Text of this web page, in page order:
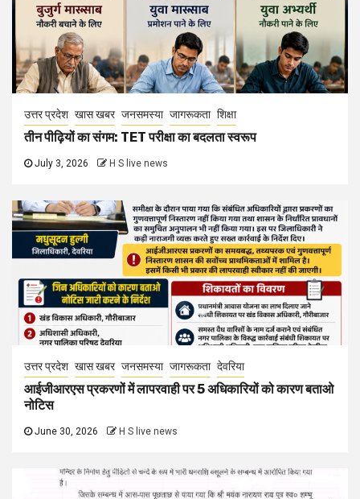
उत्तर प्रदेश खास खबर जनसमस्या जागरूकता शिक्षा
तीन पीढ़ियों का संगम: TET परीक्षा का बदलता स्वरूप
July 3, 2026 H S live news
उत्तर प्रदेश खास खबर जनसमस्या जागरूकता देवरिया
आईजीआरएस प्रकरणों में लापरवाही पर 5 अधिकारियों को कारण बताओ
नोटिस
June 30, 2026 H S live news